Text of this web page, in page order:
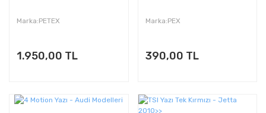
Marka:PETEX
1.950,00 TL
Marka:PEX
390,00 TL